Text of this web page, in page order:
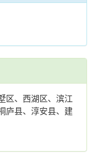
区、西湖区、滨江
庐县、淳安县、建